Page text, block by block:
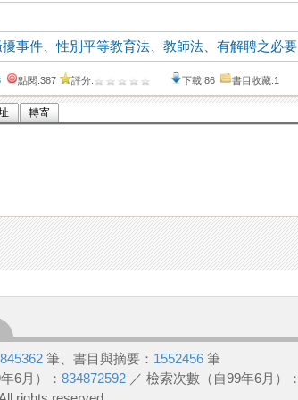
事件 、性別平等教育法 、教師法 、有解聘之必要
點閱:387 評分: 下載:86 書目收藏:1
轉寄
845362 筆、書目與摘要： 1552456 筆
6月）： 834872592 ／ 檢索次數（自99年6月）：